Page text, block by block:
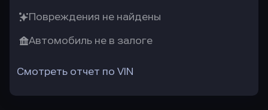
Повреждения не найдены
Автомобиль не в залоге
Смотреть отчет по VIN